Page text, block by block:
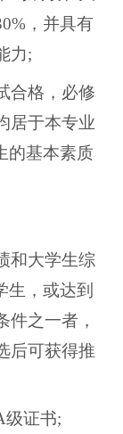
，并具有
力;
格，必修
居于本专业
的基本素质
大学生综
生，或达到
件之一者，
后可获得推
证书;